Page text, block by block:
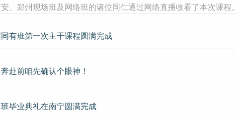
、郑州现场班及网络班的诸位同仁通过网络直播收看了本次课程。
有班第一次主干课程圆满完成
赴前咱先确认个眼神！
毕业典礼在南宁圆满完成